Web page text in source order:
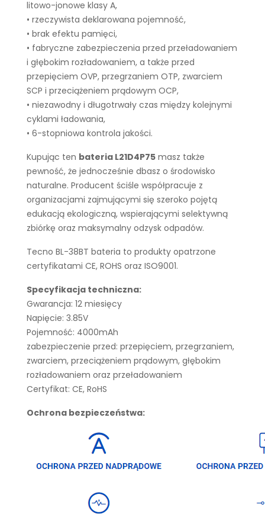
litowo-jonowe klasy A,
• rzeczywista deklarowana pojemność,
• brak efektu pamięci,
• fabryczne zabezpieczenia przed przeładowaniem
i głębokim rozładowaniem, a także przed
przepięciem OVP, przegrzaniem OTP, zwarciem
SCP i przeciążeniem prądowym OCP,
• niezawodny i długotrwały czas między kolejnymi
cyklami ładowania,
• 6-stopniowa kontrola jakości.
Kupując ten bateria L21D4P75 masz także
pewność, że jednocześnie dbasz o środowisko
naturalne. Producent ściśle współpracuje z
organizacjami zajmującymi się szeroko pojętą
edukacją ekologiczną, wspierającymi selektywną
zbiórkę oraz maksymalny odzysk odpadów.
Tecno BL-38BT bateria to produkty opatrzone
certyfikatami CE, ROHS oraz ISO9001.
Specyfikacja techniczna:
Gwarancja: 12 miesięcy
Napięcie: 3.85V
Pojemność: 4000mAh
zabezpieczenie przed: przepięciem, przegrzaniem,
zwarciem, przeciążeniem prądowym, głębokim
rozładowaniem oraz przeładowaniem
Certyfikat: CE, RoHS
Ochrona bezpieczeństwa: